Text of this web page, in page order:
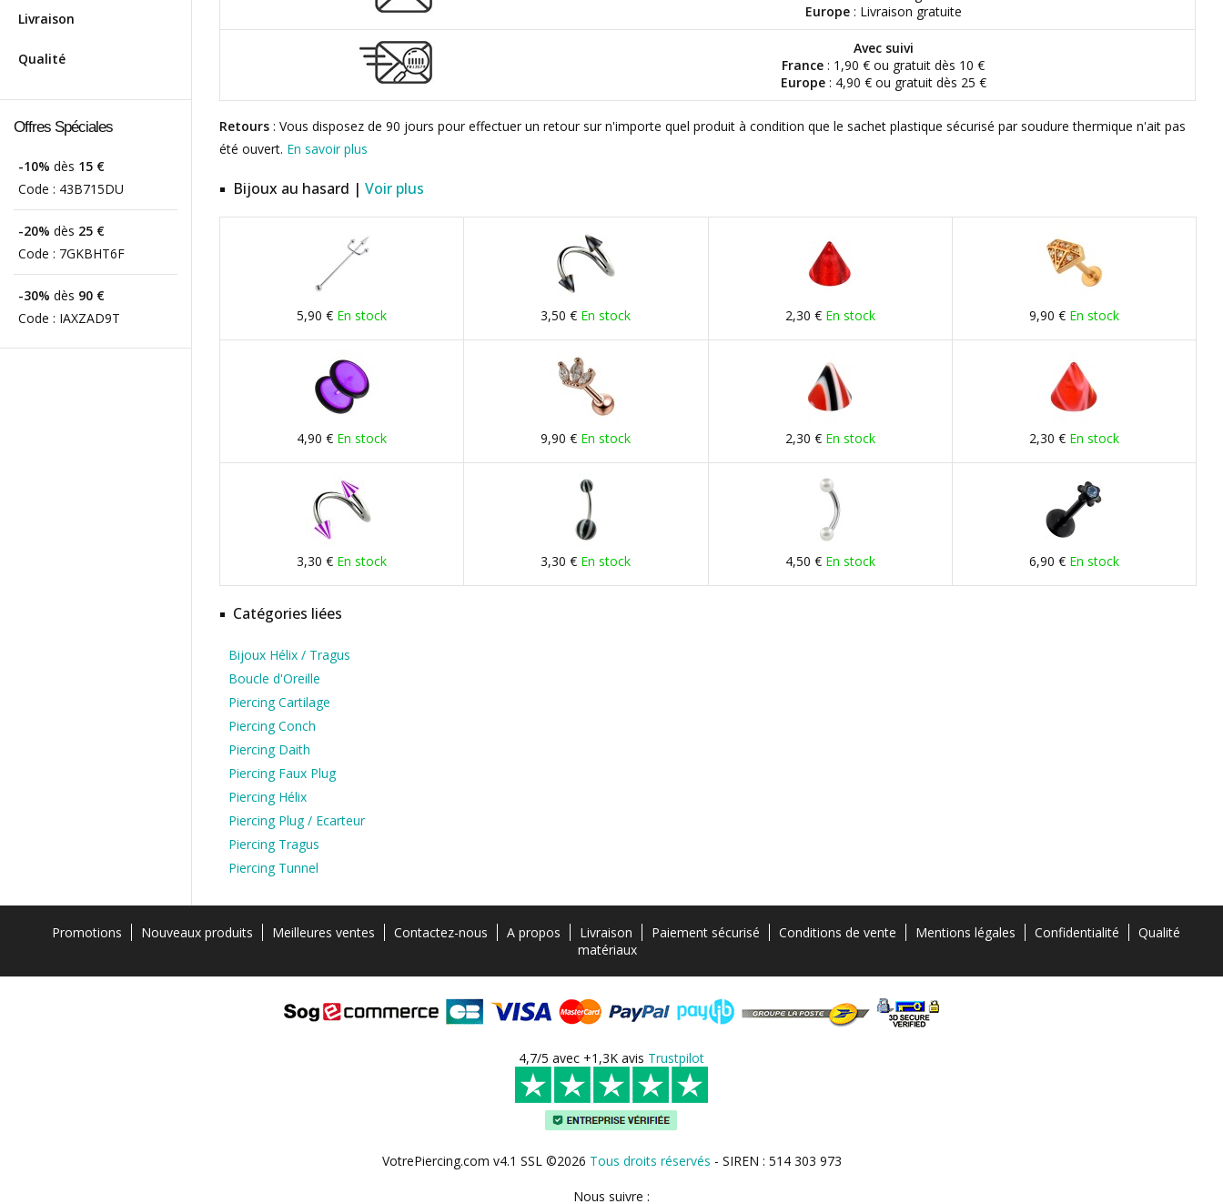
Livraison
Qualité
Offres Spéciales
-10% dès 15 €
Code : 43B715DU
-20% dès 25 €
Code : 7GKBHT6F
-30% dès 90 €
Code : IAXZAD9T
Europe: Livraison gratuite
Avec suivi
France : 1,90 € ou gratuit dès 10 €
Europe: 4,90 € ou gratuit dès 25 €
Retours : Vous disposez de 90 jours pour effectuer un retour sur n'importe quel produit à condition que le sachet plastique sécurisé par soudure thermique n'ait pas
été ouvert. En savoir plus
Bijoux au hasard | Voir plus
5,90 € En stock 3,50 € En stock 2,30 € En stock 9,90 € En stock
4,90 € En stock 9,90 € En stock 2,30 € En stock 2,30 € En stock
3,30 € En stock 3,30 € En stock 4,50 € En stock 6,90 € En stock
Catégories liées
Bijoux Hélix / Tragus
Boucle d'Oreille
Piercing Cartilage
Piercing Conch
Piercing Daith
Piercing Faux Plug
Piercing Hélix
Piercing Plug / Ecarteur
Piercing Tragus
Piercing Tunnel
Promotions Nouveaux produits Meilleures ventes Contactez-nous A propos Livraison Paiement sécurisé Conditions de vente Mentions légales Confidentialité
Qualité
matériaux
4,7/5 avec +1,3K avis Trustpilot
VotrePiercing.com v4.1 SSL ©2026 Tous droits réservés - SIREN : 514 303 973
Nous suivre :